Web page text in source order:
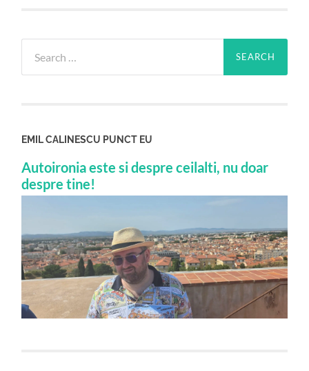
for:
EMIL CALINESCU PUNCT EU
Autoironia este si despre ceilalti, nu doar
despre tine!